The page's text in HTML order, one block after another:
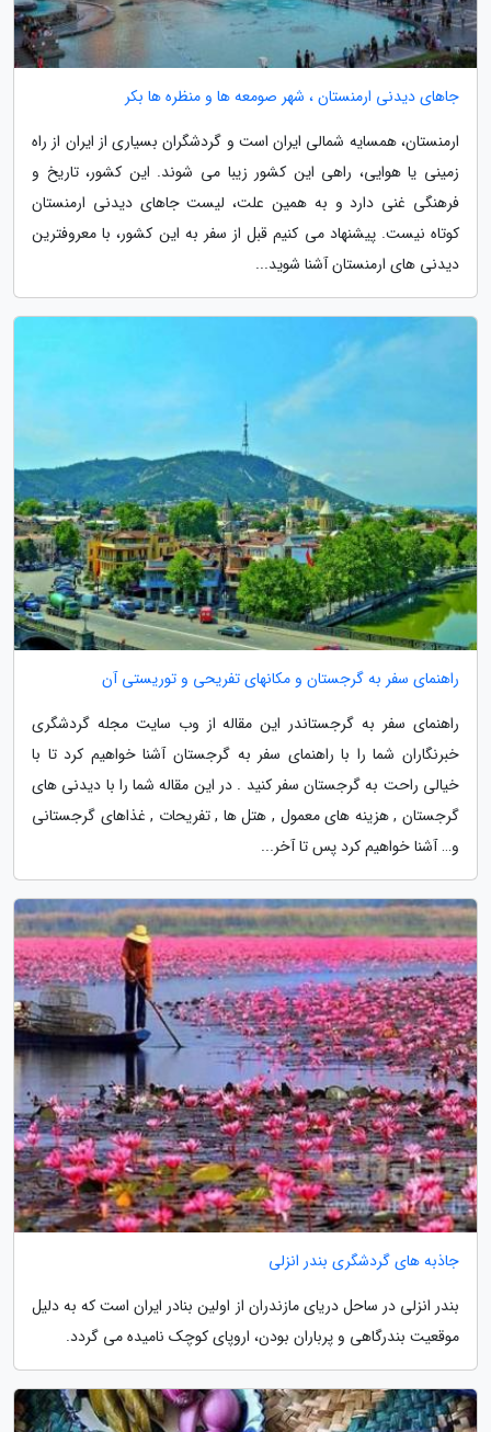
جاهای دیدنی ارمنستان ، شهر صومعه ها و منظره ها بکر
ارمنستان، همسایه شمالی ایران است و گردشگران بسیاری از ایران از راه
زمینی یا هوایی، راهی این کشور زیبا می شوند. این کشور، تاریخ و
فرهنگی غنی دارد و به همین علت، لیست جاهای دیدنی ارمنستان
کوتاه نیست. پیشنهاد می کنیم قبل از سفر به این کشور، با معروفترین
دیدنی های ارمنستان آشنا شوید...
راهنمای سفر به گرجستان و مکانهای تفریحی و توریستی آن
راهنمای سفر به گرجستاندر این مقاله از وب سایت مجله گردشگری
خبرنگاران شما را با راهنمای سفر به گرجستان آشنا خواهیم کرد تا با
خیالی راحت به گرجستان سفر کنید . در این مقاله شما را با دیدنی های
گرجستان , هزینه های معمول , هتل ها , تفریحات , غذاهای گرجستانی
و… آشنا خواهیم کرد پس تا آخر...
جاذبه های گردشگری بندر انزلی
بندر انزلی در ساحل دریای مازندران از اولین بنادر ایران است که به دلیل
موقعیت بندرگاهی و پرباران بودن، اروپای کوچک نامیده می گردد.